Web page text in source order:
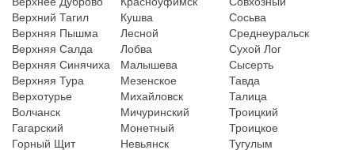
Верхний Тагил
Кушва
Сосьва
Верхняя Пышма
Лесной
Среднеуральск
Верхняя Салда
Лобва
Сухой Лог
Верхняя Синячиха
Малышева
Сысерть
Верхняя Тура
Мезенское
Тавда
Верхотурье
Михайловск
Талица
Волчанск
Мичуринский
Троицкий
Гагарский
Монетный
Троицкое
Горный Щит
Невьянск
Тугулым